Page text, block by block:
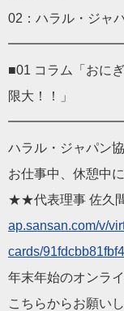
02：ハラル・ジャ
■01 コラム「おに
限大！！」
ハラル・ジャパン
お仕事中、休憩中
★★代表理事 佐久
ap.sansan.com/v/
cards/
年末年始のオンラ
こちらからお願い